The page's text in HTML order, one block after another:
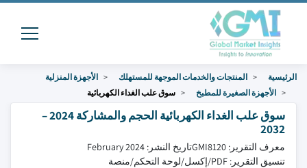
الرئيسية المنتجات والخدمات الموجهة للمستهلك
الأجهزة المنزلية
الأجهزة الصغيرة للمطبخ
سوق علب الغداء الكهربائية
سوق علب الغداء الكهربائية الحجم والمشاركة 2024 –
2032
معرف التقرير: GMI8120
تاريخ النشر: February 2024
تنسيق التقرير: PDF/إكسل/لوحة التحكم/منصة